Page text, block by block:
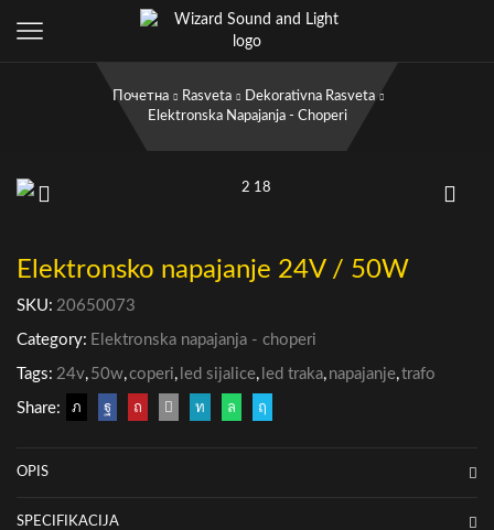
Почетна Rasveta
Dekorativna Rasveta
Elektronska Napajanja - Choperi
Elektronsko napajanje 24V / 50W
SKU: 20650073
Category: Elektronska napajanja - choperi
Tags: 24v, 50w,coperi, led sijalice, led traka, napajanje,trafo
Share:
OPIS
SPECIFIKACIJA